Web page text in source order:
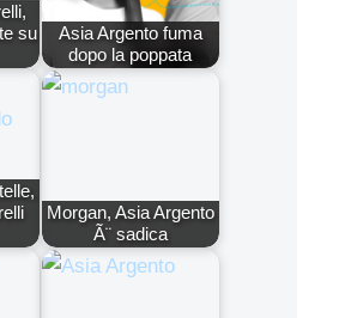
su
Asia Argento fuma
dopo la poppata
Morgan, Asia Argento
Ã¨ sadica